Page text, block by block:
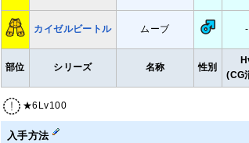
部位 シリーズ 名称 性別
(CG
カイゼルビートル ムーブ -
★6Lv100
入手方法